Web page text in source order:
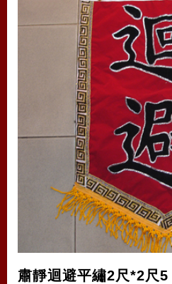
肅靜迴避平繡2尺*2尺5